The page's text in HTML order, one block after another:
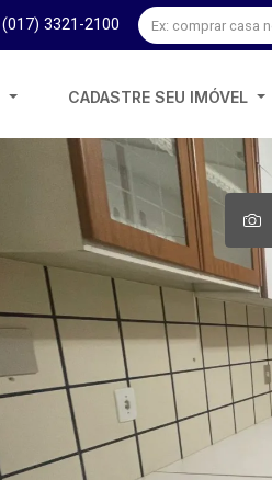
(017) 3321-2100
CADASTRE SEU IMÓVEL